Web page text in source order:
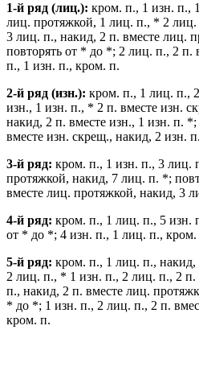
1-й ряд (лиц.): кром. п., 1 изн. п.,
лиц. протяжкой, 1 лиц. п., * 2
3 лиц. п., накид, 2 п. вместе лиц.
повторять от * до *; 2 лиц. п., 2 п.
п., 1 изн. п., кром. п.
2-й ряд (изн.): кром. п., 1 лиц. п.,
изн., 1 изн. п., * 2 п. вместе изн.
накид, 2 п. вместе изн., 1 изн. п.
вместе изн. скрещ., накид, 2 изн.
3-й ряд: кром. п., 1 изн. п., 3 лиц.
протяжкой, накид, 7 лиц. п. *;
вместе лиц. протяжкой, накид, 3
4-й ряд: кром. п., 1 лиц. п., 5 изн.
от * до *; 4 изн. п., 1 лиц. п., кром.
5-й ряд: кром. п., 1 лиц. п., накид,
2 лиц. п., * 1 изн. п., 2 лиц. п., 2 п.
п., накид, 2 п. вместе лиц.
* до *; 1 изн. п., 2 лиц. п., 2 п.
кром. п.